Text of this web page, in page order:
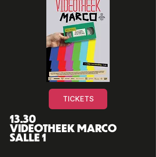
TICKETS
13.30
VIDEOTHEEK MARCO
SALLE 1